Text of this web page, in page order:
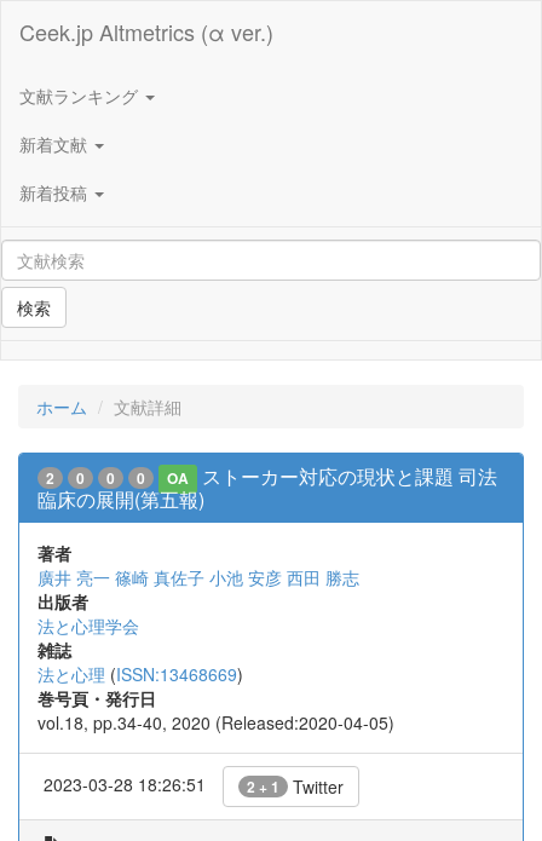
Ceek.jp Altmetrics (α ver.)
文献ランキング
新着文献
新着投稿
検索
ホーム 文献詳細
2 0 0 0 OA
ストーカー対応の現状と課題 司法
臨床の展開(第五報)
著者
廣井 亮一 篠崎 真佐子 小池 安彦 西田 勝志
出版者
法と心理学会
雑誌
法と心理 (ISSN:13468669)
巻号頁・発行日
vol.18, pp.34-40, 2020 (Released:2020-04-05)
2023-03-28 18:26:51 2 + 1 Twitter